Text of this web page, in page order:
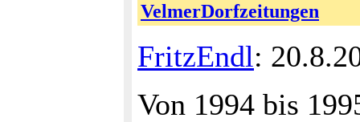
VelmerDorfzeitungen
FritzEndl:
Von 1994 bis